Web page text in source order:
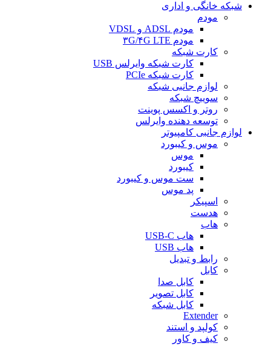
شبکه خانگی و اداری
مودم
مودم ADSL و VDSL
مودم ۳G/۴G LTE
کارت شبکه
کارت شبکه وایرلس USB
کارت شبکه PCIe
لوازم جانبی شبکه
سوییچ شبکه
روتر و اکسس پوینت
توسعه دهنده وایرلس
لوازم جانبی کامپیوتر
موس و کیبورد
موس
کیبورد
ست موس و کیبورد
پد موس
اسپیکر
هدست
هاب
هاب USB-C
هاب USB
رابط و تبدیل
کابل
کابل صدا
کابل تصویر
کابل شبکه
Extender
کولپد و استند
کیف و کاور